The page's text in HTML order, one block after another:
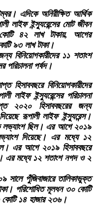
এদিকে অনিরীক্ষিত আর্থিক
লাইফ ইন্স্যুরেন্সের মোট জীবন
৪২ লাখ টাকায়, আগের
৯৩ লাখ টাকা।
বিনিয়োগকারীদের ১১ শতাংশ
পরিচালনা পর্ষদ।
বিনিয়োগকারীদের
লাইফ ইন্স্যুরেন্সের পরিচালনা
২০২০ হিসাববছরের জন্য
রূপালী লাইফ ইন্স্যুরেন্স।
লভ্যাংশ ছিল। এর আগে ২০১৯
দিয়েছে। এর মধ্যে ১২
এর আগে ২০১৯ হিসাববছরে
এর মধ্যে ১২ শতাংশ নগদ ও ২
সালে পুঁজিবাজারে তালিকাভুক্ত
পরিশোধিত মূলধন ৩০ কোটি
কোটি ১৪ হাজার ২৩৬।